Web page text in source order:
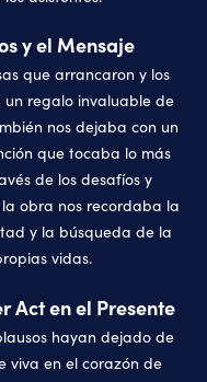
y el Mensaje
que arrancaron y los
un regalo invaluable de
nos dejaba con un
que tocaba lo más
de los desafíos y
obra nos recordaba la
y la búsqueda de la
vidas.
Act en el Presente
hayan dejado de
viva en el corazón de